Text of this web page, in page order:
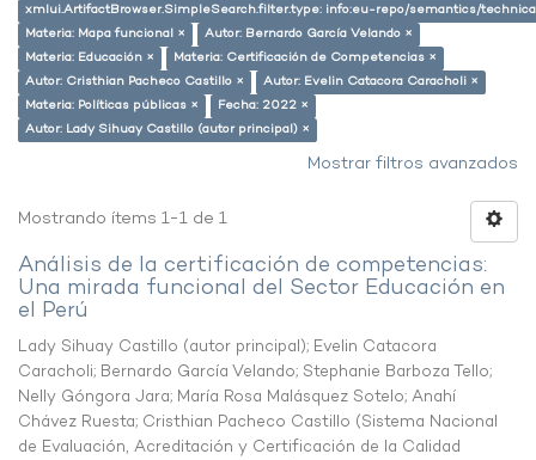
xmlui.ArtifactBrowser.SimpleSearch.filter.type: info:eu-repo/semantics/
Materia: Mapa funcional ×
Autor: Bernardo García Velando ×
Materia: Educación ×
Materia: Certificación de Competencias ×
Autor: Cristhian Pacheco Castillo ×
Autor: Evelin Catacora Caracholi ×
Materia: Políticas públicas ×
Fecha: 2022 ×
Autor: Lady Sihuay Castillo (autor principal) ×
Mostrar filtros avanzados
Mostrando ítems 1-1 de 1
Análisis de la certificación de competencias:
Una mirada funcional del Sector Educación en
el Perú
Lady Sihuay Castillo (autor principal); Evelin Catacora
Caracholi; Bernardo García Velando; Stephanie Barboza Tello;
Nelly Góngora Jara; María Rosa Malásquez Sotelo; Anahí
Chávez Ruesta; Cristhian Pacheco Castillo (Sistema Nacional
de Evaluación, Acreditación y Certificación de la Calidad